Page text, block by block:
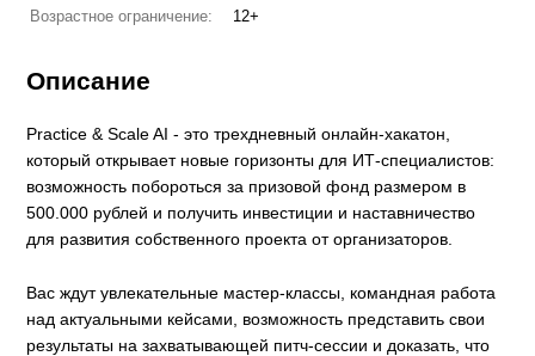
Возрастное ограничение:
12+
Описание
Practice & Scale AI - это трехдневный онлайн-хакатон,
который открывает новые горизонты для ИТ-специалистов:
возможность побороться за призовой фонд размером в
500.000 рублей и получить инвестиции и наставничество
для развития собственного проекта от организаторов.
Вас ждут увлекательные мастер-классы, командная работа
над актуальными кейсами, возможность представить свои
результаты на захватывающей питч-сессии и доказать, что